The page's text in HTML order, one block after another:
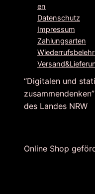
o
o
t
g
r
a
en
Datenschutz
Impressum
Zahlungsarten
“Digitalen und
des Landes NRW
Online Shop